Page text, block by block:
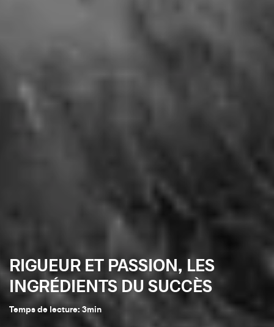
RIGUEUR ET PASSION, LES
INGRÉDIENTS DU SUCCÈS
Temps de lecture: 3min